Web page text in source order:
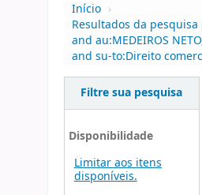
Início ›
Resultados da
and au:MEDEIROS
and su-to:Direito
Filtre sua pesquisa
Disponibilidade
Limitar aos itens
disponíveis.